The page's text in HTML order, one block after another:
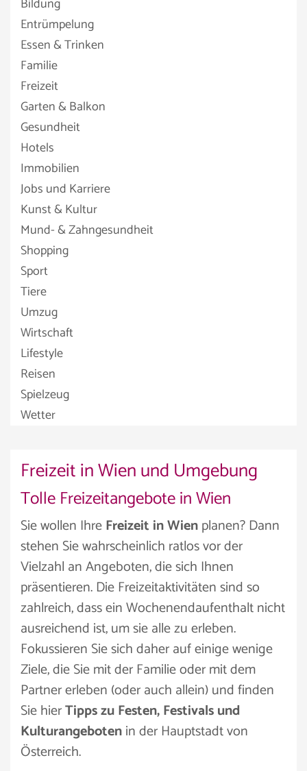
Entrümpelung
Essen & Trinken
Familie
Freizeit
Garten & Balkon
Gesundheit
Hotels
Immobilien
Jobs und Karriere
Kunst & Kultur
Mund- & Zahngesundheit
Shopping
Sport
Tiere
Umzug
Wirtschaft
Lifestyle
Reisen
Spielzeug
Wetter
Freizeit in Wien und Umgebung
Tolle Freizeitangebote in Wien
Sie wollen IhreFreizeit in Wienplanen? Dann
stehen Sie wahrscheinlich ratlos vor der
Vielzahl an Angeboten, die sich Ihnen
präsentieren. Die Freizeitaktivitäten sind so
zahlreich, dass ein Wochenendaufenthalt nicht
ausreichend ist, um sie alle zu erleben.
Fokussieren Sie sich daher auf einige wenige
Ziele, die Sie mit der Familie oder mit dem
Partner erleben (oder auch allein) und finden
Sie hierTipps zu Festen, Festivals und
Kulturangebotenin der Hauptstadt von
Österreich.